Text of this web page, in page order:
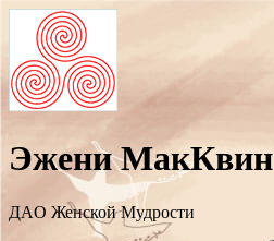
Эжени МакКвин
ДAO Женской Мудрости